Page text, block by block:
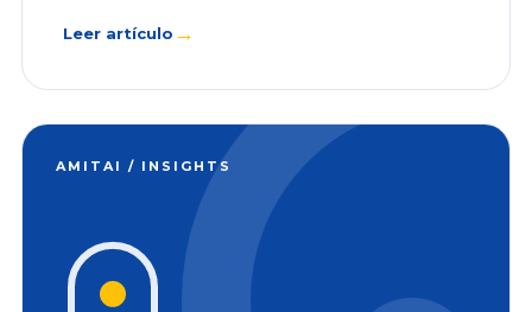
Leer artículo →
AMITAI / INSIGHTS